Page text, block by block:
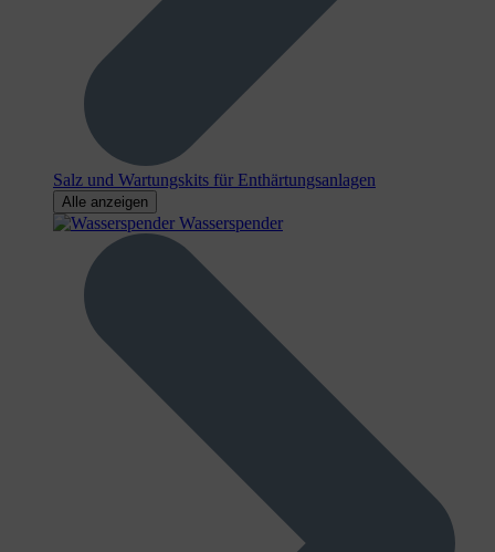
Salz und Wartungskits für Enthärtungsanlagen
Alle anzeigen
Wasserspender